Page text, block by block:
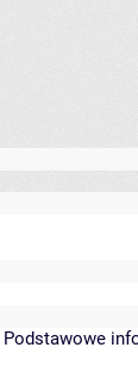
Podstawowe